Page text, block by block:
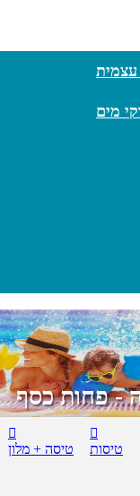
מים
טיסה + מלון טיסות
- פחות כסף